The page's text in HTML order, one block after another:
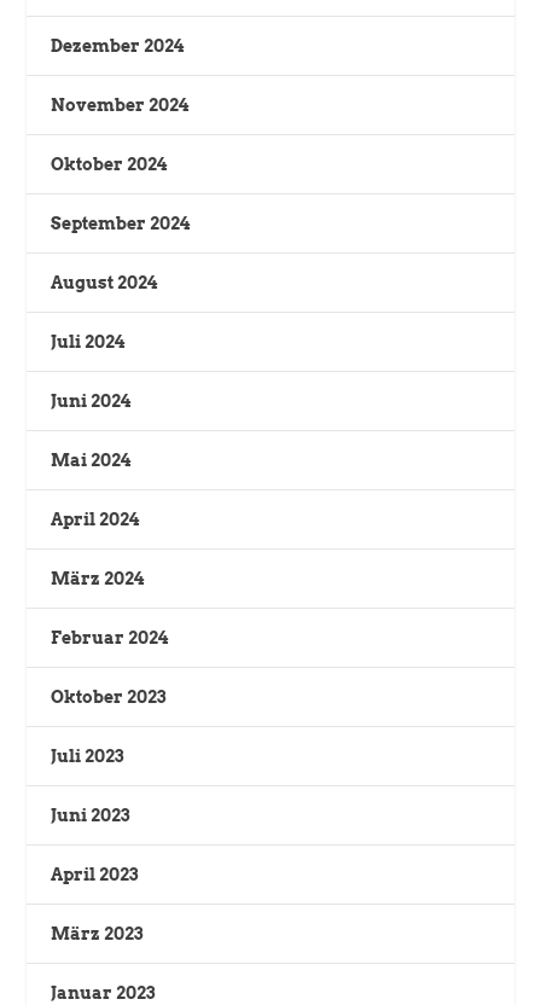
Dezember 2024
November 2024
Oktober 2024
September 2024
August 2024
Juli 2024
Juni 2024
Mai 2024
April 2024
März 2024
Februar 2024
Oktober 2023
Juli 2023
Juni 2023
April 2023
März 2023
Januar 2023